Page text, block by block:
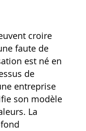
croire
faute de
est né en
de
entreprise
son modèle
La